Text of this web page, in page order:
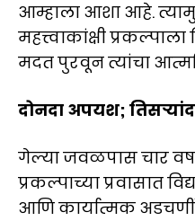
आम्हाला आशा आहे.
महत्त्वाकांक्षी
मदत पुरवून त्यांचा
दोनदा अपयश;
गेल्या जवळपास चार
प्रकल्पाच्या प्रवासात
आणि कार्यात्मक